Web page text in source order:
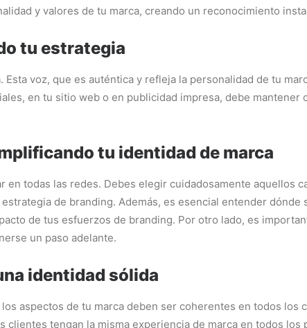
y valores de tu marca, creando un reconocimiento
tu estrategia
Esta voz, que es auténtica y refleja la personalidad de tu
en tu sitio web o en publicidad impresa, debe
tu identidad de marca
en todas las redes. Debes elegir cuidadosamente aquellos
de branding. Además, es esencial entender
de tus esfuerzos de branding. Por otro lado, es
un paso adelante.
identidad sólida
aspectos de tu marca deben ser coherentes en todos los
clientes tengan la misma experiencia de marca en todos